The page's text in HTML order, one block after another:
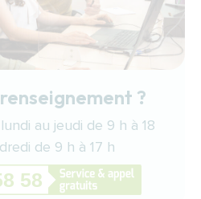
?
au jeudi de 9 h à 18
de 9 h à 17 h